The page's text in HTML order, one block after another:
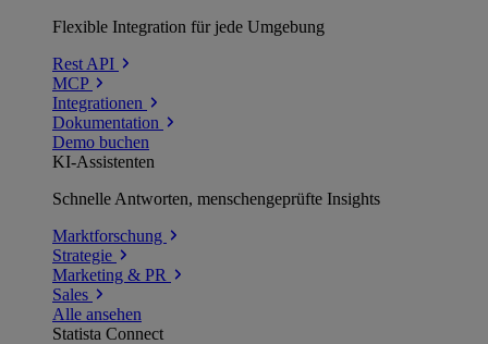
Flexible Integration für jede Umgebung
Rest API
MCP
Integrationen
Dokumentation
Demo buchen
KI-Assistenten
Schnelle Antworten, menschengeprüfte Insights
Marktforschung
Strategie
Marketing & PR
Sales
Alle ansehen
Statista Connect